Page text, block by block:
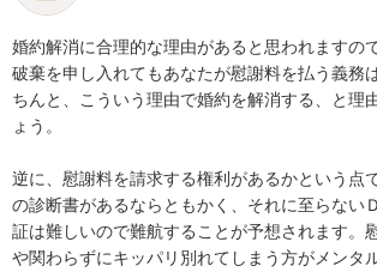
婚約解消に合理的な理由があると思われますの
破棄を申し入れてもあなたが慰謝料を払う義務
ちんと、こういう理由で婚約を解消する、と理
ょう。
逆に、慰謝料を請求する権利があるかという点
の診断書があるならともかく、それに至らない
証は難しいので難航することが予想されます。
や関わらずにキッパリ別れてしまう方がメンタ